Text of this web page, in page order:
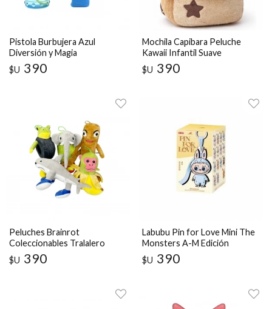
Pistola Burbujera Azul
Diversión y Magia
$U 390
Mochila Capibara Peluche
Kawaii Infantil Suave
$U 390
Peluches Brainrot
Coleccionables Tralalero
Tralala
$U 390
Labubu Pin for Love Mini The
Monsters A-M Edición
Coleccionista
$U 390